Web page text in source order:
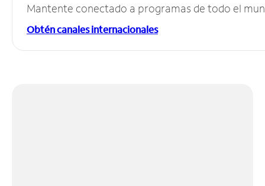
Mantente conectado a programas de todo el
Obtén canales internacionales